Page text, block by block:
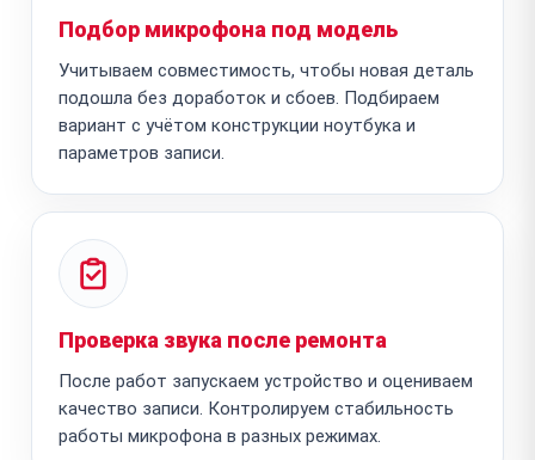
Подбор микрофона под модель
Учитываем совместимость, чтобы новая деталь
подошла без доработок и сбоев. Подбираем
вариант с учётом конструкции ноутбука и
параметров записи.
Проверка звука после ремонта
После работ запускаем устройство и оцениваем
качество записи. Контролируем стабильность
работы микрофона в разных режимах.